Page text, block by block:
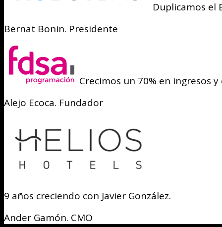
Duplicamos el
Bernat Bonin. Presidente
Crecimos un 70% en ingresos
Alejo Ecoca. Fundador
9 años creciendo con Javier González.
Ander Gamón. CMO